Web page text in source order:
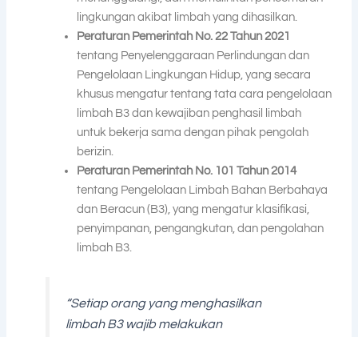
lingkungan akibat limbah yang dihasilkan.
Peraturan Pemerintah No. 22 Tahun 2021
tentang Penyelenggaraan Perlindungan dan
Pengelolaan Lingkungan Hidup, yang secara
khusus mengatur tentang tata cara pengelolaan
limbah B3 dan kewajiban penghasil limbah
untuk bekerja sama dengan pihak pengolah
berizin.
Peraturan Pemerintah No. 101 Tahun 2014
tentang Pengelolaan Limbah Bahan Berbahaya
dan Beracun (B3), yang mengatur klasifikasi,
penyimpanan, pengangkutan, dan pengolahan
limbah B3.
“Setiap orang yang menghasilkan
limbah B3 wajib melakukan